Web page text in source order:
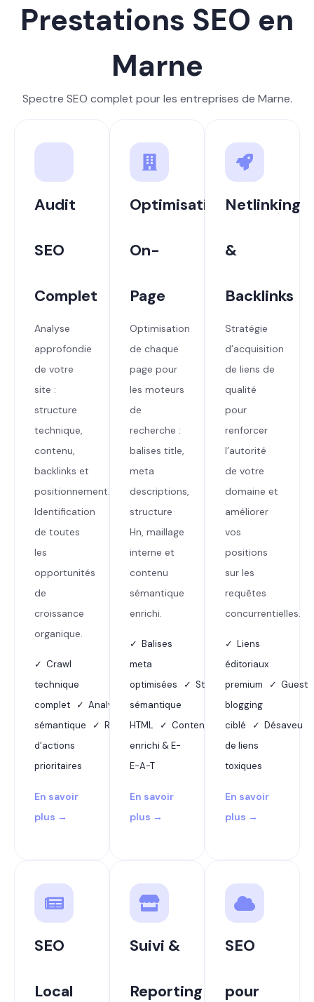
Prestations SEO en
Marne
Spectre SEO complet pour les entreprises de Marne.
Audit
SEO
Complet
Analyse
approfondie
de votre
site :
structure
technique,
contenu,
backlinks et
positionnement.
Identification
de toutes
les
opportunités
de
croissance
organique.
✓ Crawl
technique
complet ✓ Analyse
sémantique ✓ Rapport
d’actions
prioritaires
En savoir
plus →
Optimisation
On-
Page
Optimisation
de chaque
page pour
les moteurs
de
recherche :
balises title,
meta
descriptions,
structure
Hn, maillage
interne et
contenu
sémantique
enrichi.
✓ Balises
meta
optimisées ✓ Structure
sémantique
HTML ✓ Contenu
enrichi & E-
E-A-T
En savoir
plus →
Netlinking
&
Backlinks
Stratégie
d’acquisition
de liens de
qualité
pour
renforcer
l’autorité
de votre
domaine et
améliorer
vos
positions
sur les
requêtes
concurrentielles.
✓ Liens
éditoriaux
premium ✓ Guest
blogging
ciblé ✓ Désaveu
de liens
toxiques
En savoir
plus →
SEO
Local
Suivi &
Reporting
SEO
pour